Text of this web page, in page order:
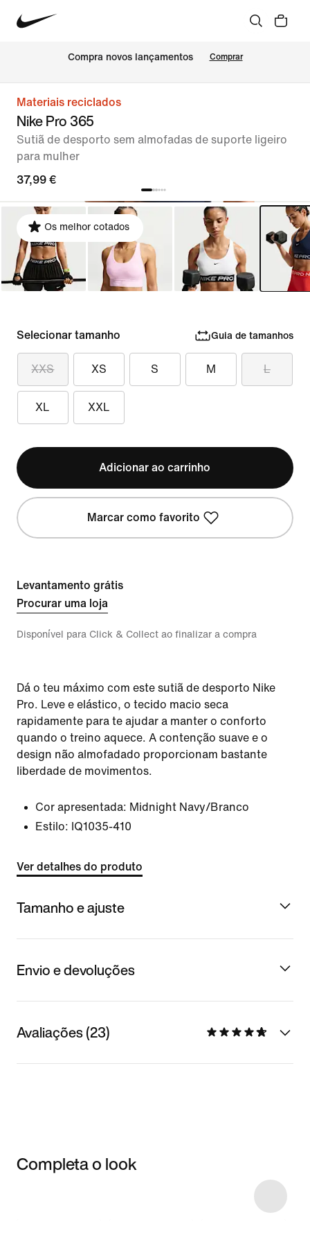
Compra novos lançamentos Comprar
Materiais reciclados
Nike Pro 365
Sutiã de desporto sem almofadas de suporte ligeiro
para mulher
37,99 €
Os melhor cotados
Selecionar tamanho Guia de tamanhos
XXS XS S M L
XL XXL
Adicionar ao carrinho
Marcar como favorito
Levantamento grátis
Procurar uma loja
Disponível para Click & Collect ao finalizar a compra
Dá o teu máximo com este sutiã de desporto Nike
Pro. Leve e elástico, o tecido macio seca
rapidamente para te ajudar a manter o conforto
quando o treino aquece. A contenção suave e o
design não almofadado proporcionam bastante
liberdade de movimentos.
Cor apresentada: Midnight Navy/Branco
Estilo: IQ1035-410
Ver detalhes do produto
Tamanho e ajuste
Envio e devoluções
Avaliações (23)
Completa o look